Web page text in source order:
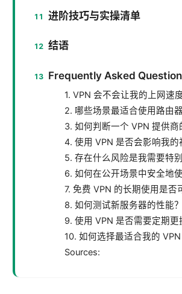
进阶技巧与实操清单
结语
Frequently Asked
1. VPN 会不会让我的上网速
2. 哪些场景最适合使用路由器
3. 如何判断一个 VPN 提供商
4. 使用 VPN 是否会影响我的
5. 存在什么风险是我需要特
6. 如何在公开场景中安全地使
7. 免费 VPN 的长期使用是否
8. 如何测试新服务器的性能？
9. 使用 VPN 是否需要定期更
10. 如何选择最适合我的 VPN
Sources: